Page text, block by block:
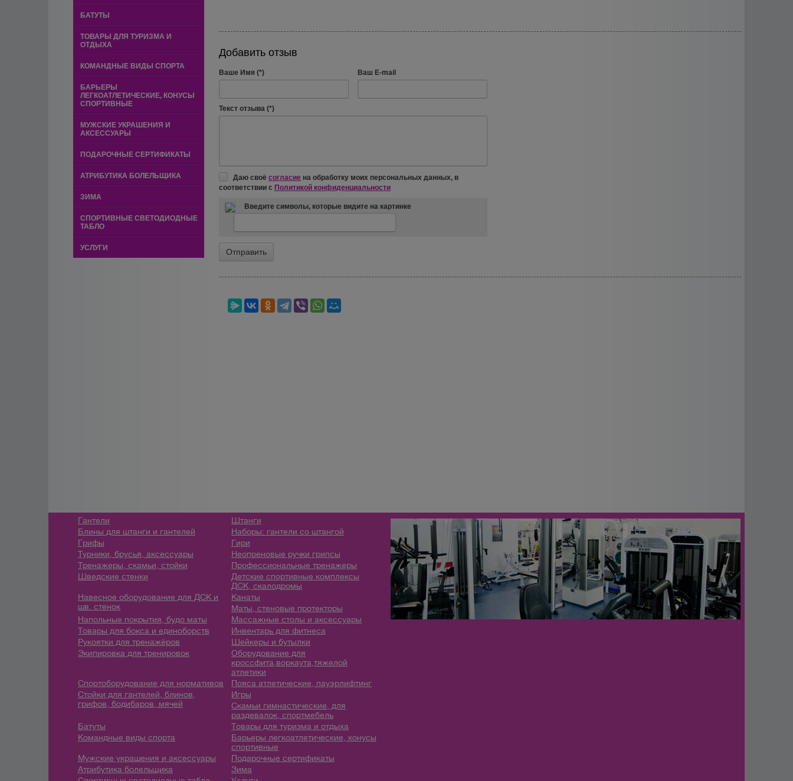
БАТУТЫ
ТОВАРЫ ДЛЯ ТУРИЗМА И
ОТДЫХА
КОМАНДНЫЕ ВИДЫ СПОРТА
БАРЬЕРЫ
ЛЕГКОАТЛЕТИЧЕСКИЕ, КОНУСЫ
СПОРТИВНЫЕ
МУЖСКИЕ УКРАШЕНИЯ И
АКСЕССУАРЫ
ПОДАРОЧНЫЕ СЕРТИФИКАТЫ
АТРИБУТИКА БОЛЕЛЬЩИКА
ЗИМА
СПОРТИВНЫЕ СВЕТОДИОДНЫЕ
ТАБЛО
УСЛУГИ
Добавить отзыв
Ваше Имя (*) Ваш E-mail
Текст отзыва (*)
Даю своё согласие на обработку моих персональных данных, в
соответствии с Политикой конфиденциальности
Введите символы, которые видите на картинке
Гантели
Штанги
Блины для штанги и гантелей
Наборы: гантели со штангой
Грифы
Гири
Турники, брусья, аксессуары
Неопреновые ручки грипсы
Тренажеры, скамьи, стойки
Профессиональные тренажеры
Шведские стенки
Детские спортивные комплексы
ДСК, скалодромы
Навесное оборудование для ДСК и
шв. стенок
Канаты
Маты, стеновые протекторы
Напольные покрытия, будо маты
Массажные столы и аксессуары
Товары для бокса и единоборств
Инвентарь для фитнеса
Рукоятки для тренажёров
Шейкеры и бутылки
Экипировка для тренировок
Оборудование для
кроссфита,воркаута,тяжелой
атлетики
Спортоборудование для нормативов
Пояса атлетические, пауэрлифтинг
Стойки для гантелей, блинов,
грифов, бодибаров, мячей
Игры
Скамьи гимнастические, для
раздевалок, спортмебель
Батуты
Товары для туризма и отдыха
Командные виды спорта
Барьеры легкоатлетические, конусы
спортивные
Мужские украшения и аксессуары
Подарочные сертификаты
Атрибутика болельщика
Зима